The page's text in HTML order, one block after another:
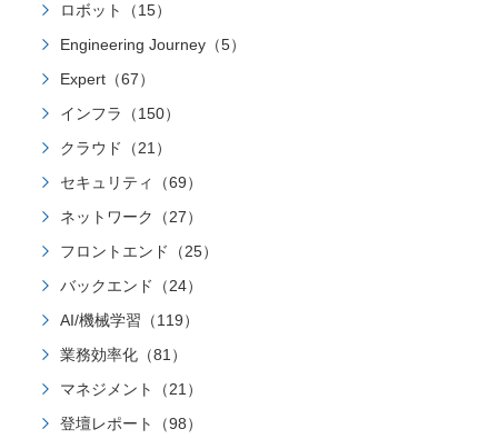
ロボット（15）
Engineering Journey（5）
Expert（67）
インフラ（150）
クラウド（21）
セキュリティ（69）
ネットワーク（27）
フロントエンド（25）
バックエンド（24）
AI/機械学習（119）
業務効率化（81）
マネジメント（21）
登壇レポート（98）